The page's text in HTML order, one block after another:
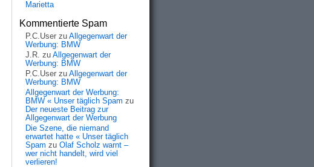
Marietta
Kommentierte Spam
P.C.User zu Allgegenwart der
Werbung: BMW
J.R. zu Allgegenwart der
Werbung: BMW
P.C.User zu Allgegenwart der
Werbung: BMW
Allgegenwart der Werbung:
BMW « Unser täglich Spam zu
Der neueste Beitrag zur
Allgegenwart der Werbung
Die Szene, die niemand
erwartet hatte « Unser täglich
Spam zu Olaf Scholz warnt –
wer nicht handelt, wird viel
verlieren!